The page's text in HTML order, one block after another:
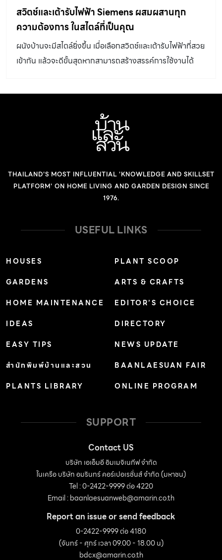
สวิตช์และเต้ารับไฟฟ้า Siemens ผสมผสานทุก
ความต้องการ ในสไตล์ที่เป็นคุณ
ผนังบ้านจะมีสไตล์ยิ่งขึ้น เมื่อเลือกสวิตช์และเต้ารับไฟฟ้าที่สวย
เข้ากัน แล้วจะดีขั้นสุดหากสามารถสร้างสรรค์การใช้งานได้
Siemens รุ่น DELTA Relfa (เดลต้า เรลฟ่า) จึงออกแบบให้
งาน มีดีไซน์เรียบง่ายเข้าได้กับทุกผนัง เน้นความปลอดภัยและ
ทนทานกว่าด้วยวัสดุคุณภาพสูงที่เป็นมิตรกับสิ่งแวดล้อม แค่
เห็นก็น่าใช้แล้ว มาดูกันว่า Siemens รุ่น DELTA Relfa มี
ครบ ตอบโจทย์ทุกการใช้งาน สวิตช์และเต้ารับไฟฟ้าซีเมนส์ รุ่น
เดลต้า เรลฟ่า รวมความหลากหลายของงานออกแบบที่ลงตัว
เด่น คือ ดีไซน์สวยเรียบเข้าได้กับทุกบ้านทุกสไตล์ ติดได้ทั้ง
ปลอดภัยกับบ้านที่มีเด็กด้วย Shutter กันนิ้วแหย่ ถูกใจคนรุ่น
ใหม่ด้วยเต้ารับ USB 2.1 A + Type C ที่ชาร์ตอุปกรณ์ไฟฟ้า
การใช้งาน […]
THAILAND'S MOST INFLUENTIAL 'KNOWLEDGE AND SKILLSET
PLATFORM' ON HOME LIVING AND GARDEN DESIGN SINCE
1976.
USEFUL LINKS
HOUSES
GARDENS
HOME MAINTENANCE
IDEAS
EASY TIPS
สำนักพิมพ์บ้านและสวน
PLANTS LIBRARY
PLANT SCOOP
ARTS & CRAFTS
EDITOR’S CHOICE
DIRECTORY
NEWS UPDATE
BAANLAESUAN FAIR
ONLINE PROGRAM
SUPPORT
Contact US
บริษัท เอเอ็มอี อิมเมจิเนทีฟ จำกัด
ในเครือ บริษัท อมรินทร์ คอร์เปอเรชั่นส์ จำกัด (มหาชน)
Tel : 0-2422-9999 ต่อ 4220
Email :baanlaesuanweb@amarin.co.th
Report an issue or send feedback
0-2422-9999 ต่อ 4180
(จันทร์ - ศุกร์ เวลา 09.00 - 18.00 น)
bdcx@amarin.co.th